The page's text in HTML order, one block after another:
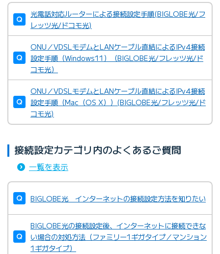
光電話対応ルーターによる接続設定手順(BIGLOBE光/フ
レッツ光/ドコモ光)
ONU／VDSLモデムとLANケーブル直結によるIPv4接続
設定手順（Windows11）（BIGLOBE光/フレッツ光/ド
コモ光）
ONU／VDSLモデムとLANケーブル直結によるIPv4接続
設定手順（Mac（OS X））(BIGLOBE光/フレッツ光/ド
コモ光)
接続設定カテゴリ内のよくあるご質問
一覧を表示
BIGLOBE光 インターネットの接続設定方法を知りたい
BIGLOBE光の接続設定後、インターネットに接続できな
い場合の対処方法（ファミリー1ギガタイプ／マンション
1ギガタイプ）